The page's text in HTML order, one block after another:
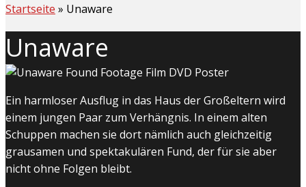
Startseite » Unaware
Unaware
Ein harmloser Ausflug in das Haus der Großeltern wird
einem jungen Paar zum Verhängnis. In einem alten
Schuppen machen sie dort nämlich auch gleichzeitig
grausamen und spektakulären Fund, der für sie aber
nicht ohne Folgen bleibt.